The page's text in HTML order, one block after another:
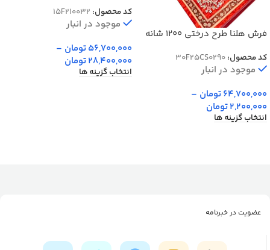
فرش هلنا طرح درختی 1200 شانه
25CS0290
کد محصول:30F25CS0290
موجود در انبار
64,700,000تومان –
2,200,000تومان
انتخاب گزینه ها
کد محصول: 15F210032
موجود در انبار
56,700,000تومان –
28,400,000تومان
انتخاب گزینه ها
عضویت در خبرنامه